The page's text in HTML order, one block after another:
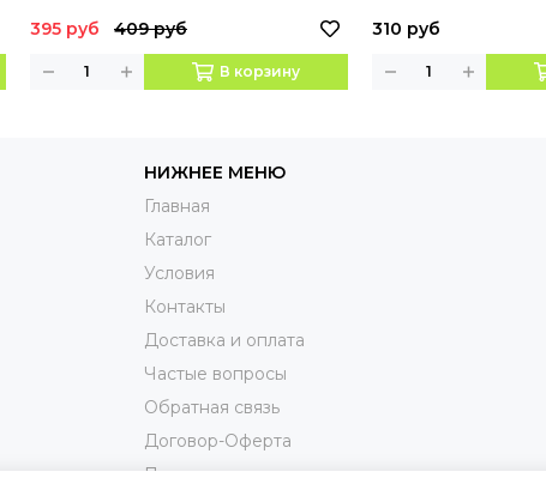
395 руб 409 руб
В корзину
310 руб
НИЖНЕЕ МЕНЮ
Главная
Каталог
Условия
Контакты
Доставка и оплата
Частые вопросы
Обратная связь
Договор-Оферта
Пользовательское соглашениие